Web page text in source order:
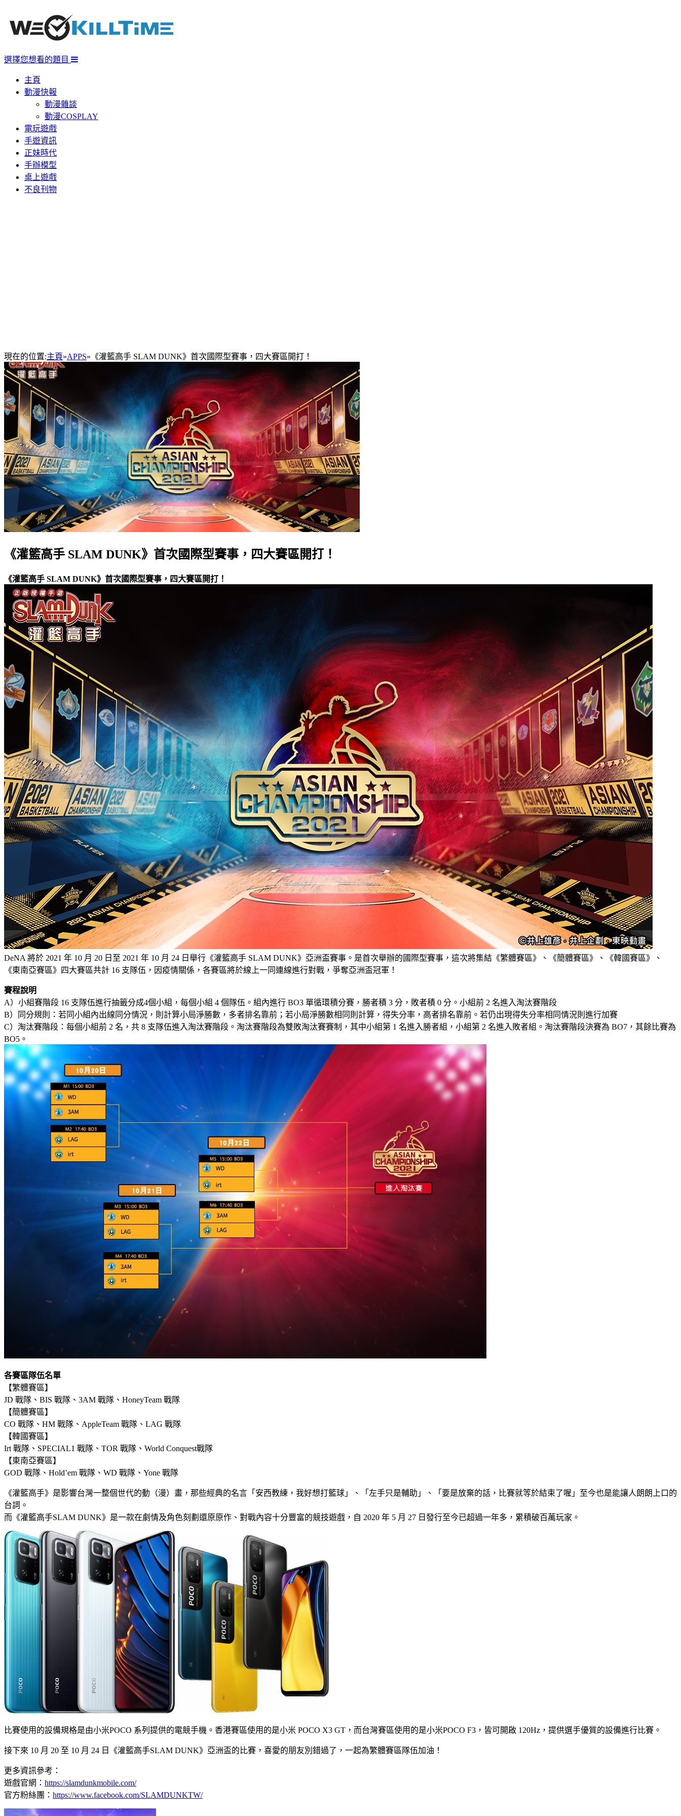
選擇您想看的題目
主頁
動漫快報
動漫雜談
動漫COSPLAY
電玩遊戲
手遊資訊
正妹時代
手辦模型
桌上遊戲
不良刊物
現在的位置:主頁»APPS» 《灌籃高手 SLAM DUNK》首次國際型賽事，四大賽區開打！
《灌籃高手 SLAM DUNK》首次國際型賽事，四大賽區開打！
《灌籃高手 SLAM DUNK》首次國際型賽事，四大賽區開打！
DeNA 將於 2021 年 10 月 20 日至 2021 年 10 月 24 日舉行《灌籃高手 SLAM DUNK》亞洲盃賽事。是首次舉辦的國際型賽事，這次將集結《繁體賽區》、《簡體賽區》、《韓國賽區》、
《東南亞賽區》四大賽區共計 16 支隊伍，因疫情關係，各賽區將於線上一同連線進行對戰，爭奪亞洲盃冠軍！
賽程說明
A）小組賽階段 16 支隊伍進行抽籤分成4個小組，每個小組 4 個隊伍。組內進行 BO3 單循環積分賽，勝者積 3 分，敗者積 0 分。小組前 2 名進入淘汰賽階段
B）同分規則：若同小組內出線同分情況，則計算小局淨勝數，多者排名靠前；若小局淨勝數相同則計算，得失分率，高者排名靠前。若仍出現得失分率相同情況則進行加賽
C）淘汰賽階段：每個小組前 2 名，共 8 支隊伍進入淘汰賽階段。淘汰賽階段為雙敗淘汰賽賽制，其中小組第 1 名進入勝者組，小組第 2 名進入敗者組。淘汰賽階段決賽為 BO7，其餘比賽為
BO5。
各賽區隊伍名單
【繁體賽區】
JD 戰隊、BIS 戰隊、3AM 戰隊、HoneyTeam 戰隊
【簡體賽區】
CO 戰隊、HM 戰隊、AppleTeam 戰隊、LAG 戰隊
【韓國賽區】
Irt 戰隊、SPECIAL1 戰隊、TOR 戰隊、World Conquest戰隊
【東南亞賽區】
GOD 戰隊、Hold’em 戰隊、WD 戰隊、Yone 戰隊
《灌籃高手》是影響台灣一整個世代的動（漫）畫，那些經典的名言「安西教練，我好想打籃球」、「左手只是輔助」、「要是放棄的話，比賽就等於結束了喔」至今也是能讓人朗朗上口的
台詞。
而《灌籃高手SLAM DUNK》是一款在劇情及角色刻劃還原原作、對戰內容十分豐富的競技遊戲，自 2020 年 5 月 27 日發行至今已超過一年多，累積破百萬玩家。
比賽使用的設備規格是由小米POCO 系列提供的電競手機。香港賽區使用的是小米 POCO X3 GT，而台灣賽區使用的是小米POCO F3，皆可開啟 120Hz，提供選手優質的設備進行比賽。
接下來 10 月 20 至 10 月 24 日《灌籃高手SLAM DUNK》亞洲盃的比賽，喜愛的朋友別錯過了，一起為繁體賽區隊伍加油！
更多資訊參考：
遊戲官網： https://slamdunkmobile.com/
官方粉絲團： https://www.facebook.com/SLAMDUNKTW/